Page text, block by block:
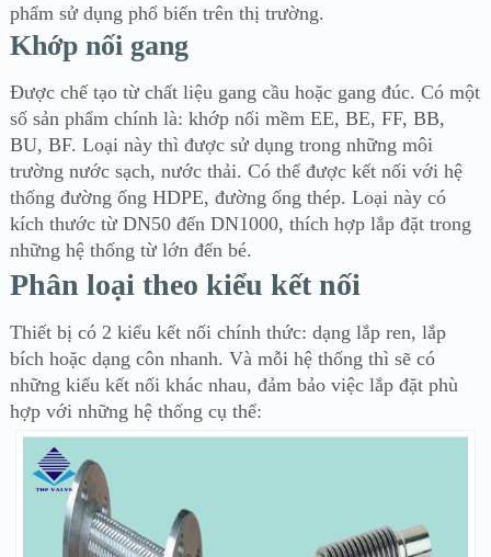
phẩm sử dụng phổ biến trên thị trường.
Khớp nối gang
Được chế tạo từ chất liệu gang cầu hoặc gang đúc. Có một
số sản phẩm chính là: khớp nối mềm EE, BE, FF, BB,
BU, BF. Loại này thì được sử dụng trong những môi
trường nước sạch, nước thải. Có thể được kết nối với hệ
thống đường ống HDPE, đường ống thép. Loại này có
kích thước từ DN50 đến DN1000, thích hợp lắp đặt trong
những hệ thống từ lớn đến bé.
Phân loại theo kiểu kết nối
Thiết bị có 2 kiểu kết nối chính thức: dạng lắp ren, lắp
bích hoặc dạng côn nhanh. Và mỗi hệ thống thì sẽ có
những kiểu kết nối khác nhau, đảm bảo việc lắp đặt phù
hợp với những hệ thống cụ thể: